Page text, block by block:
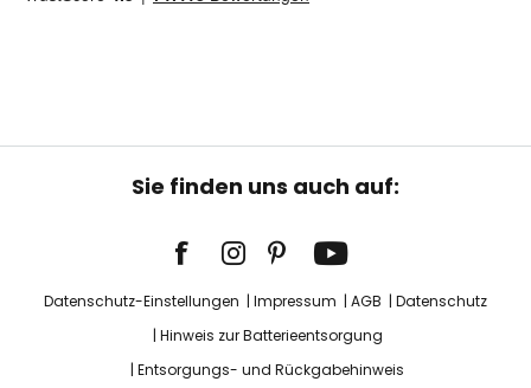
Sie finden uns auch auf:
Datenschutz-Einstellungen Impressum AGB
Datenschutz
Hinweis zur Batterieentsorgung
Entsorgungs- und Rückgabehinweis